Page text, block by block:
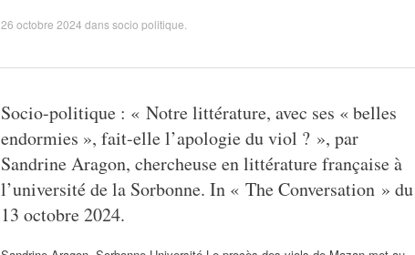
26 octobre 2024 danssocio politique
Socio-politique : « Notre littérature, avec ses « belles
endormies », fait-elle l’apologie du viol ? », par
Sandrine Aragon, chercheuse en littérature française à
l’université de la Sorbonne. In « The Conversation » du
13 octobre 2024.